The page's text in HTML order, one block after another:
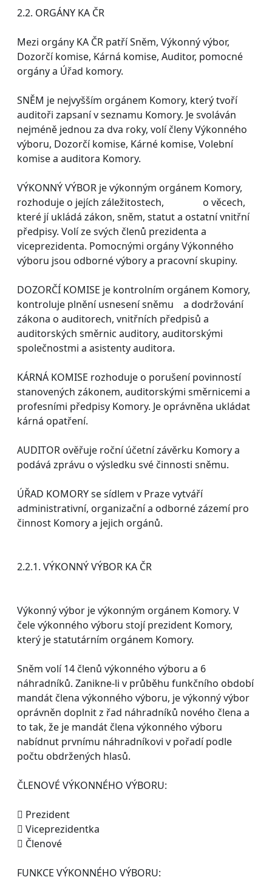
2.2. ORGÁNY KA ČR
Mezi orgány KA ČR patří Sněm, Výkonný výbor,
Dozorčí komise, Kárná komise, Auditor, pomocné
orgány a Úřad komory.
SNĚM je nejvyšším orgánem Komory, který tvoří
auditoři zapsaní v seznamu Komory. Je svoláván
nejméně jednou za dva roky, volí členy Výkonného
výboru, Dozorčí komise, Kárné komise, Volební
komise a auditora Komory.
VÝKONNÝ VÝBOR je výkonným orgánem Komory,
rozhoduje o jejích záležitostech, o věcech,
které jí ukládá zákon, sněm, statut a ostatní vnitřní
předpisy. Volí ze svých členů prezidenta a
viceprezidenta. Pomocnými orgány Výkonného
výboru jsou odborné výbory a pracovní skupiny.
DOZORČÍ KOMISE je kontrolním orgánem Komory,
kontroluje plnění usnesení sněmu a dodržování
zákona o auditorech, vnitřních předpisů a
auditorských směrnic auditory, auditorskými
společnostmi a asistenty auditora.
KÁRNÁ KOMISE rozhoduje o porušení povinností
stanovených zákonem, auditorskými směrnicemi a
profesními předpisy Komory. Je oprávněna ukládat
kárná opatření.
AUDITOR ověřuje roční účetní závěrku Komory a
podává zprávu o výsledku své činnosti sněmu.
ÚŘAD KOMORY se sídlem v Praze vytváří
administrativní, organizační a odborné zázemí pro
činnost Komory a jejich orgánů.
2.2.1. VÝKONNÝ VÝBOR KA ČR
Výkonný výbor je výkonným orgánem Komory. V
čele výkonného výboru stojí prezident Komory,
který je statutárním orgánem Komory.
Sněm volí 14 členů výkonného výboru a 6
náhradníků. Zanikne-li v průběhu funkčního období
mandát člena výkonného výboru, je výkonný výbor
oprávněn doplnit z řad náhradníků nového člena a
to tak, že je mandát člena výkonného výboru
nabídnut prvnímu náhradníkovi v pořadí podle
počtu obdržených hlasů.
ČLENOVÉ VÝKONNÉHO VÝBORU:
 Prezident
 Viceprezidentka
 Členové
FUNKCE VÝKONNÉHO VÝBORU: